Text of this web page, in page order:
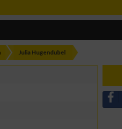
Julia Hugendubel